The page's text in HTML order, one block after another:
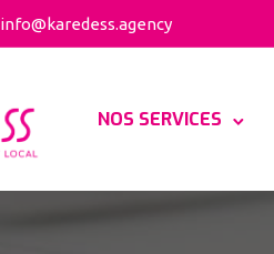
info@karedess.agency
NOS SERVICES